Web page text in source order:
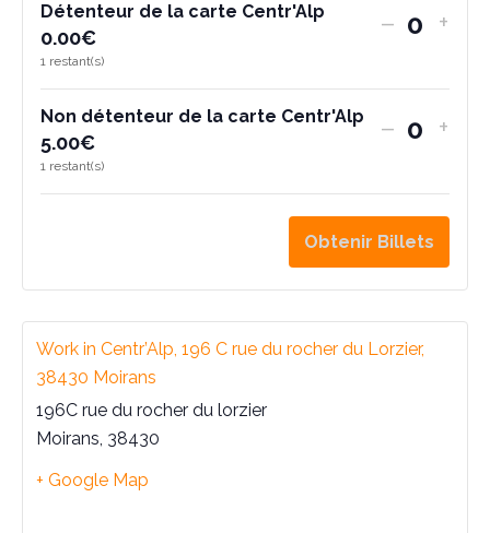
Détenteur de la carte Centr'Alp
0.00€
1 restant(s)
Diminuer
quantité
billets
de
la
Centr'Alp
–
Q
n
i
t
é
de
la
+
Non détenteur de la carte Centr'Alp
5.00€
1 restant(s)
Diminuer
quantité
de
billets
pour
Non
–
Q
a
n
t
i
t
de
Non
+
Obtenir Billets
Work in Centr’Alp, 196 C rue du rocher du Lorzier,
38430 Moirans
196C rue du rocher du lorzier
Moirans, 38430
+ Google Map